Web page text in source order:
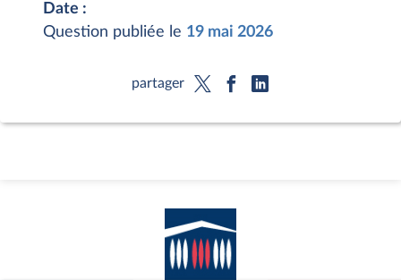
Date :
Question publiée le 19 mai 2026
partager